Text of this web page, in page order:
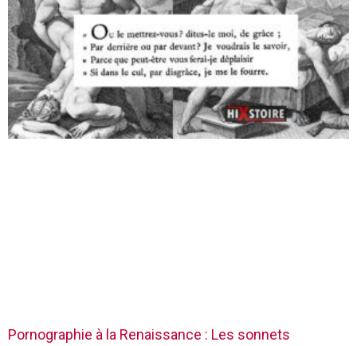
Pornographie à la Renaissance : Les sonnets